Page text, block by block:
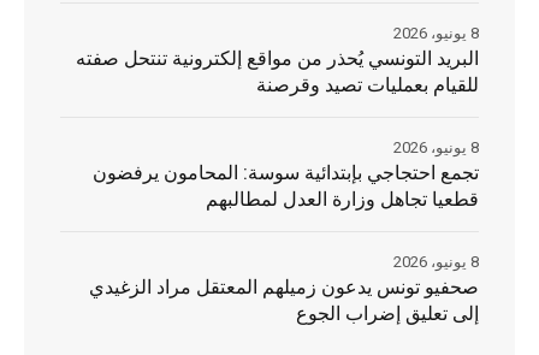
البريد التونسي يُحذر من مواقع إلكترونية تنتحل صفته
للقيام بعمليات تصيد وقرصنة
8 يونيو، 2026
تجمع احتجاجي بإبتدائية سوسة: المحامون يرفضون
قطعيا تجاهل وزارة العدل لمطالبهم
8 يونيو، 2026
صحفيو تونس يدعون زميلهم المعتقل مراد الزغيدي
إلى تعليق إضراب الجوع
8 يونيو، 2026